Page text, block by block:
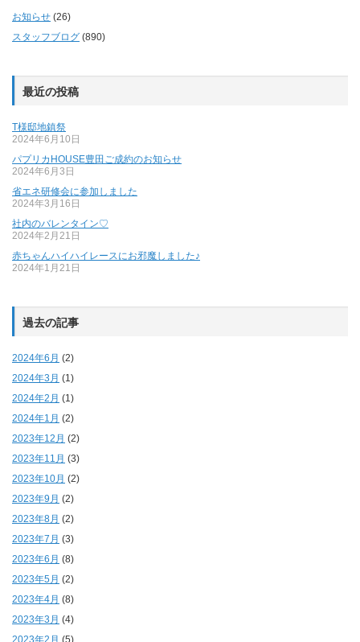
お知らせ (26)
スタッフブログ (890)
最近の投稿
T様邸地鎮祭
2024年6月10日
パプリカHOUSE豊田ご成約のお知らせ
2024年6月3日
省エネ研修会に参加しました
2024年3月16日
社内のバレンタイン♡
2024年2月21日
赤ちゃんハイハイレースにお邪魔しました♪
2024年1月21日
過去の記事
2024年6月 (2)
2024年3月 (1)
2024年2月 (1)
2024年1月 (2)
2023年12月 (2)
2023年11月 (3)
2023年10月 (2)
2023年9月 (2)
2023年8月 (2)
2023年7月 (3)
2023年6月 (8)
2023年5月 (2)
2023年4月 (8)
2023年3月 (4)
2023年2月 (5)